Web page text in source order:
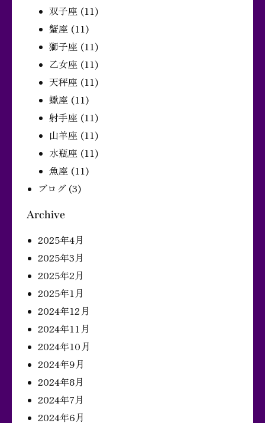
双子座 (11)
蟹座 (11)
獅子座 (11)
乙女座 (11)
天秤座 (11)
蠍座 (11)
射手座 (11)
山羊座 (11)
水瓶座 (11)
魚座 (11)
ブログ (3)
Archive
2025年4月
2025年3月
2025年2月
2025年1月
2024年12月
2024年11月
2024年10月
2024年9月
2024年8月
2024年7月
2024年6月